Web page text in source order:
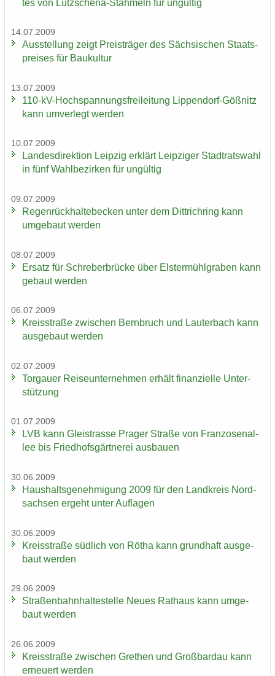
tes von Lützschena-​Stahmeln für un­gül­tig
14.07.2009
Aus­stel­lung zeigt Preis­trä­ger des Säch­si­schen Staats­
prei­ses für Bau­kul­tur
13.07.2009
110-​kV-Hochspannungsfreileitung Lippendorf-​Gößnitz
kann um­ver­legt wer­den
10.07.2009
Lan­des­di­rek­ti­on Leip­zig er­klärt Leip­zi­ger Stadt­rats­wahl
in fünf Wahl­be­zir­ken für un­gül­tig
09.07.2009
Re­gen­rück­hal­te­be­cken unter dem Dittrich­ring kann
um­ge­baut wer­den
08.07.2009
Er­satz für Schre­ber­brü­cke über Els­ter­mühl­gra­ben kann
ge­baut wer­den
06.07.2009
Kreis­stra­ße zwi­schen Bern­bruch und Lau­ter­bach kann
aus­ge­baut wer­den
02.07.2009
Tor­gau­er Rei­se­un­ter­neh­men er­hält fi­nan­zi­el­le Un­ter­
stüt­zung
01.07.2009
LVB kann Gleis­tras­se Pra­ger Stra­ße von Fran­zo­sen­al­
lee bis Fried­hofs­gärt­ne­rei aus­bau­en
30.06.2009
Haus­halts­ge­neh­mi­gung 2009 für den Land­kreis Nord­
sach­sen er­geht unter Auf­la­gen
30.06.2009
Kreis­stra­ße süd­lich von Rötha kann grund­haft aus­ge­
baut wer­den
29.06.2009
Stra­ßen­bahn­hal­te­stel­le Neues Rat­haus kann um­ge­
baut wer­den
26.06.2009
Kreis­stra­ße zwi­schen Gre­then und Groß­bardau kann
er­neu­ert wer­den